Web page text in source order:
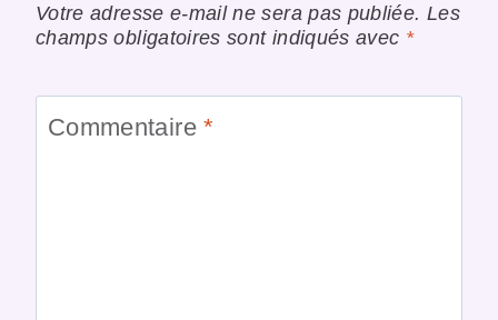
Votre adresse e-mail ne sera pas publiée. Les
champs obligatoires sont indiqués avec *
Commentaire*